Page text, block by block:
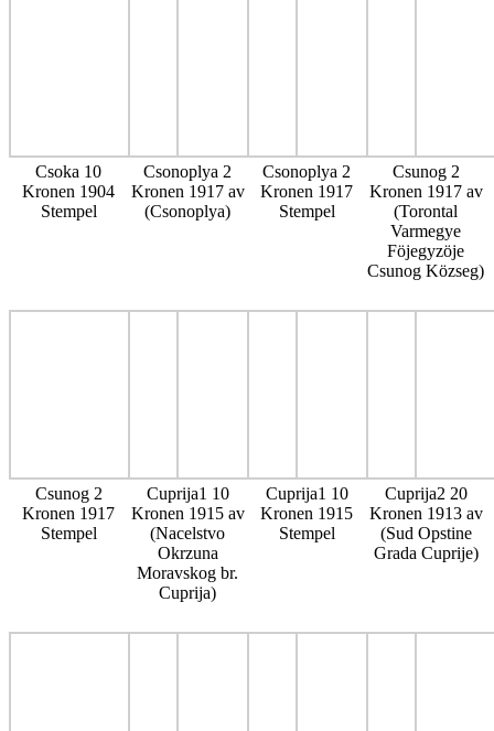
Csoka 10
Kronen 1904
Stempel
Csonoplya 2
Kronen 1917 av
(Csonoplya)
Csonoplya 2
Kronen 1917
Stempel
Csunog 2
Kronen 1917 av
(Torontal
Varmegye
Föjegyzöje
Csunog Közseg)
Csunog 2
Kronen 1917
Stempel
Cuprija1 10
Kronen 1915 av
(Nacelstvo
Okrzuna
Moravskog br.
Cuprija)
Cuprija1 10
Kronen 1915
Stempel
Cuprija2 20
Kronen 1913 av
(Sud Opstine
Grada Cuprije)